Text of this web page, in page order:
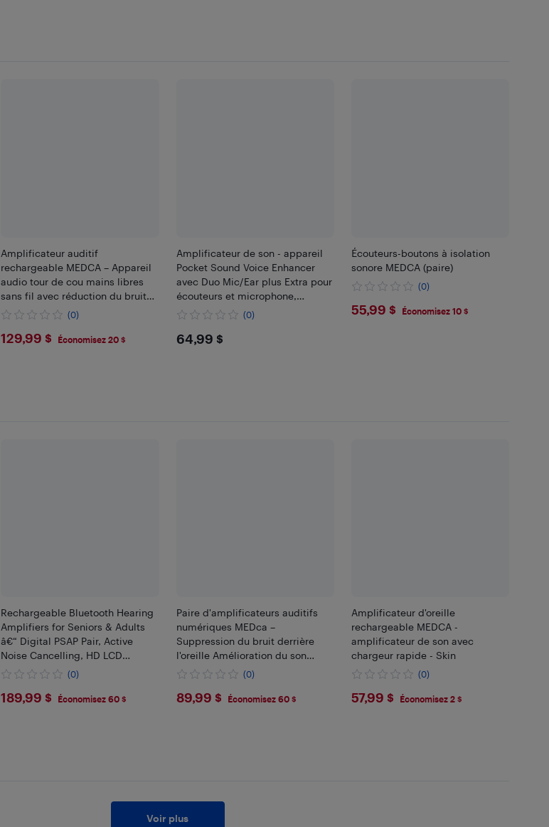
Amplificateur auditif
rechargeable MEDCA – Appareil
audio tour de cou mains libres
sans fil avec réduction du bruit
pour la télévision et l'écoute
(0)
$129.99
129,99 $ Économisez 20 $
Amplificateur de son - appareil
Pocket Sound Voice Enhancer
avec Duo Mic/Ear plus Extra pour
écouteurs et microphone,
appareil d'amplification auditive
(0)
$64.99
64,99 $
Écouteurs-boutons à isolation
sonore MEDCA (paire)
(0)
$55.99
55,99 $ Économisez 10 $
Rechargeable Bluetooth Hearing
Amplifiers for Seniors & Adults
â€“ Digital PSAP Pair, Active
Noise Cancelling, HD LCD
Charging Case, No Programming
(0)
$189.99
189,99 $ Économisez 60 $
Paire d'amplificateurs auditifs
numériques MEDca –
Suppression du bruit derrière
l'oreille Amélioration du son
personnel avec commande de
programmation requise
(0)
$89.99
89,99 $ Économisez 60 $
Amplificateur d'oreille
rechargeable MEDCA -
amplificateur de son avec
chargeur rapide - Skin
(0)
$57.99
57,99 $ Économisez 2 $
Voir plus